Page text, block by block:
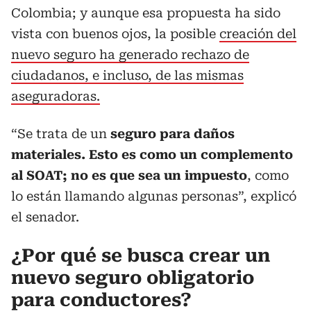
Colombia; y aunque esa propuesta ha sido
vista con buenos ojos, la posible creación del
nuevo seguro ha generado rechazo de
ciudadanos, e incluso, de las mismas
aseguradoras.
“Se trata de un seguro para daños
materiales. Esto es como un complemento
al SOAT; no es que sea un impuesto, como
lo están llamando algunas personas”, explicó
el senador.
¿Por qué se busca crear un
nuevo seguro obligatorio
para conductores?